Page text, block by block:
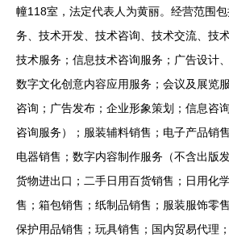
幢118室，法定代表人为黄丽。经营范围
务、技术开发、技术咨询、技术交流、技
技术服务；信息技术咨询服务；广告设计
数字文化创意内容应用服务；会议及展览
咨询；广告发布；企业形象策划；信息咨
咨询服务）；服装辅料销售；电子产品销
电器销售；数字内容制作服务（不含出版
货物进出口；二手日用百货销售；日用化
售；箱包销售；纸制品销售；服装服饰零
保护用品销售；玩具销售；国内贸易代理